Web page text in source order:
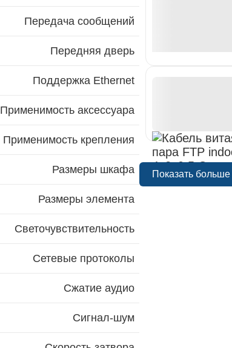
Передача сообщений
Передняя дверь
Поддержка Ethernet
Применимость аксессуара
Применимость крепления
Размеры шкафа
Размеры элемента
Светочувствительность
Сетевые протоколы
Сжатие аудио
Сигнал-шум
Показать больше